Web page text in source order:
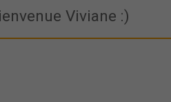
Viviane :)